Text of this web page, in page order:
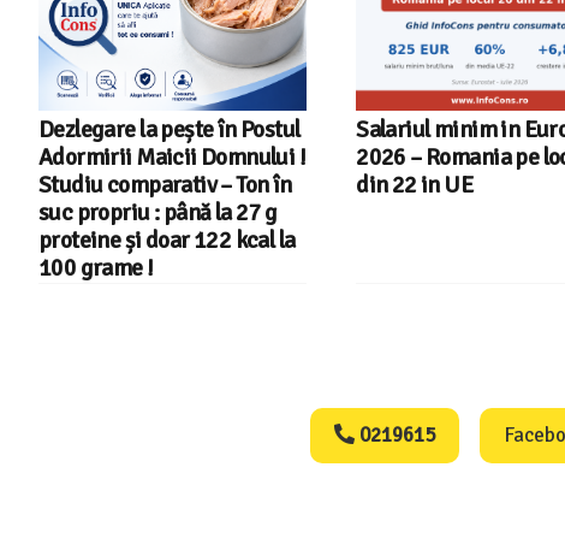
Dezlegare la pește în Postul
Adormirii Maicii Domnului !
Studiu comparativ – Ton în
suc propriu : până la 27 g
proteine și doar 122 kcal la
100 grame !
Salariul minim in
2026 – Romania pe
din 22 in UE
0219615